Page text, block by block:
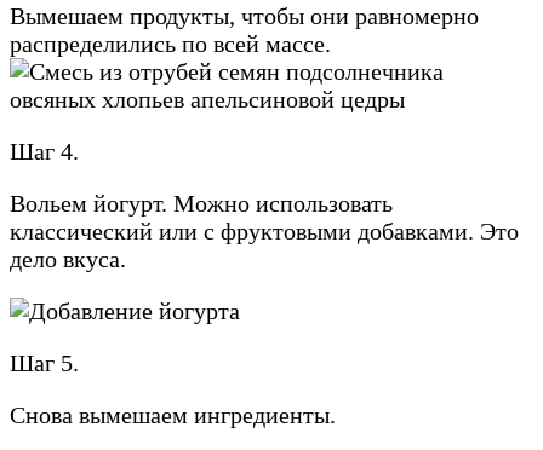
Вымешаем продукты, чтобы они равномерно
распределились по всей массе.
Шаг 4.
Вольем йогурт. Можно использовать
классический или с фруктовыми добавками. Это
дело вкуса.
Шаг 5.
Снова вымешаем ингредиенты.